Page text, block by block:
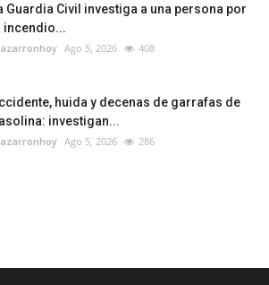
Guardia Civil investiga a una persona por
incendio...
Ago 5, 2026 408
huida y decenas de garrafas de
investigan...
Ago 5, 2026 286